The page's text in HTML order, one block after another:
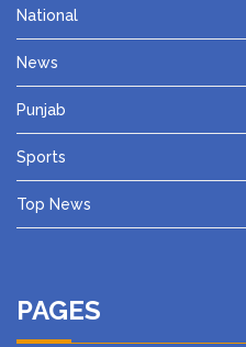
National
News
Punjab
Sports
Top News
PAGES